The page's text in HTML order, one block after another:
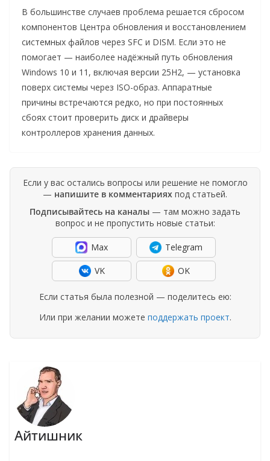
В большинстве случаев проблема решается сбросом
компонентов Центра обновления и восстановлением
системных файлов через SFC и DISM. Если это не
помогает — наиболее надёжный путь обновления
Windows 10 и 11, включая версии 25H2, — установка
поверх системы через ISO-образ. Аппаратные
причины встречаются редко, но при постоянных
сбоях стоит проверить диск и драйверы
контроллеров хранения данных.
Если у вас остались вопросы или решение не помогло
— напишите в комментариях под статьей.
Подписывайтесь на каналы — там можно задать
вопрос и не пропустить новые статьи:
Max Telegram
VK OK
Если статья была полезной — поделитесь ею:
Или при желании можете поддержать проект.
Айтишник